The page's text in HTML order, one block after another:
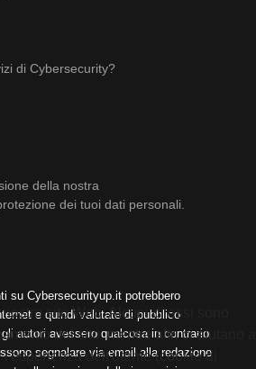
di Cybersecurity?
della nostra
dei tuoi dati personali.
su Cybersecurityup.it potrebbero
e quindi valutate di pubblico
autori avessero qualcosa in contrario
segnalare via email alla redazione
sito Web. Alcuni di essi sono
del sito, mentre altri ci aiutano a
l'esperienza dell'utente (cookie di